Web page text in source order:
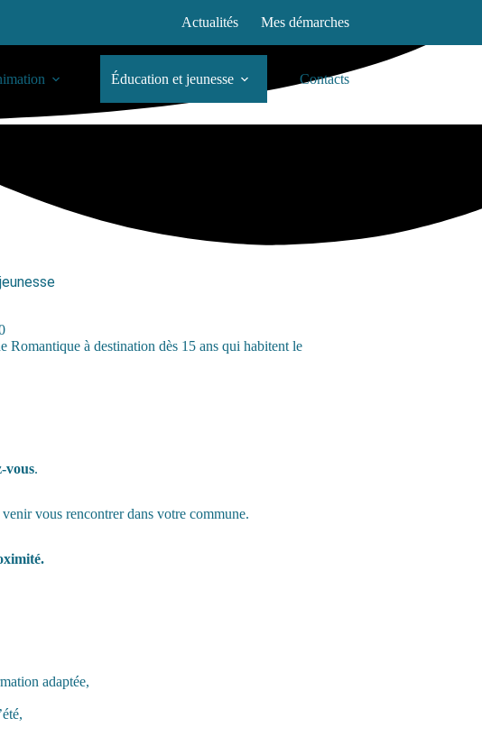
Actualités Mes démarches
Éducation et jeunesse Contacts
Romantique à destination dès 15 ans qui habitent le
vous.
vous rencontrer dans votre commune.
adaptée,